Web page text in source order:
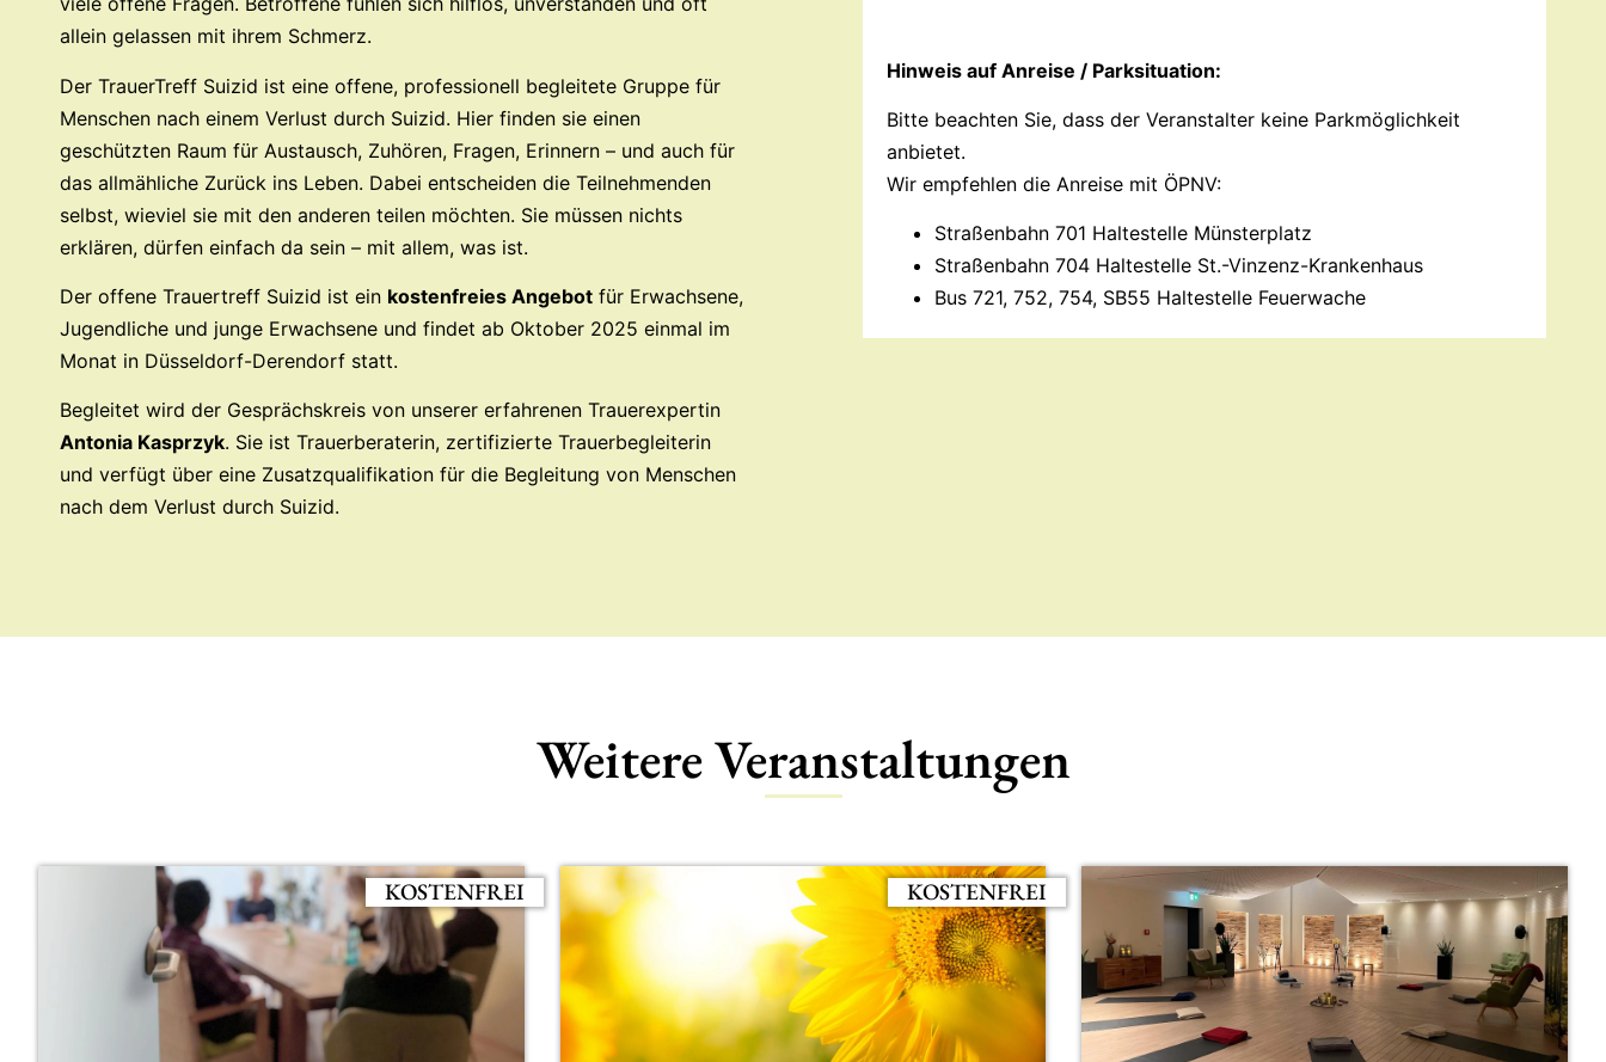
allein gelassen mit ihrem Schmerz.
Der TrauerTreff Suizid ist eine offene, professionell begleitete Gruppe für
Menschen nach einem Verlust durch Suizid. Hier finden sie einen
geschützten Raum für Austausch, Zuhören, Fragen, Erinnern – und auch für
das allmähliche Zurück ins Leben. Dabei entscheiden die Teilnehmenden
selbst, wieviel sie mit den anderen teilen möchten. Sie müssen nichts
erklären, dürfen einfach da sein – mit allem, was ist.
Der offene Trauertreff Suizid ist ein kostenfreies Angebot für Erwachsene,
Jugendliche und junge Erwachsene und findet ab Oktober 2025 einmal im
Monat in Düsseldorf-Derendorf statt.
Begleitet wird der Gesprächskreis von unserer erfahrenen Trauerexpertin
Antonia Kasprzyk. Sie ist Trauerberaterin, zertifizierte Trauerbegleiterin
und verfügt über eine Zusatzqualifikation für die Begleitung von Menschen
nach dem Verlust durch Suizid.
Hinweis auf Anreise / Parksituation:
Bitte beachten Sie, dass der Veranstalter keine Parkmöglichkeit
anbietet.
Wir empfehlen die Anreise mit ÖPNV:
Straßenbahn 701 Haltestelle Münsterplatz
Straßenbahn 704 Haltestelle St.-Vinzenz-Krankenhaus
Bus 721, 752, 754, SB55 Haltestelle Feuerwache
Weitere Veranstaltungen
KOSTENFREI KOSTENFREI